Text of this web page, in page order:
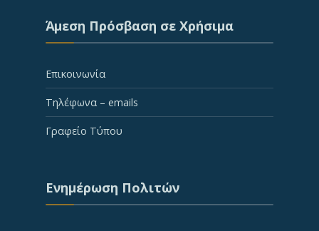
Άμεση Πρόσβαση σε Χρήσιμα
Επικοινωνία
Τηλέφωνα – emails
Γραφείο Τύπου
Ενημέρωση Πολιτών